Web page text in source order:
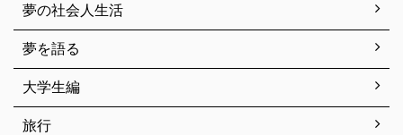
夢の社会人生活
夢を語る
大学生編
旅行